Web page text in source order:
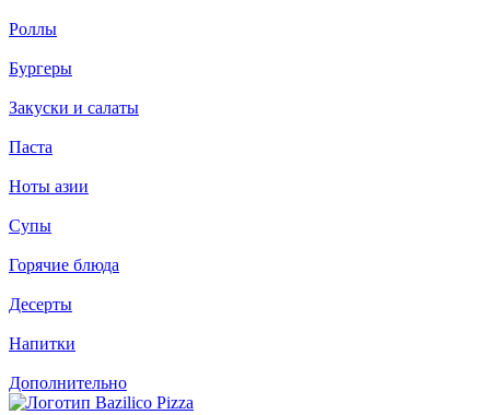
Роллы
Бургеры
Закуски и салаты
Паста
Ноты азии
Супы
Горячие блюда
Десерты
Напитки
Дополнительно